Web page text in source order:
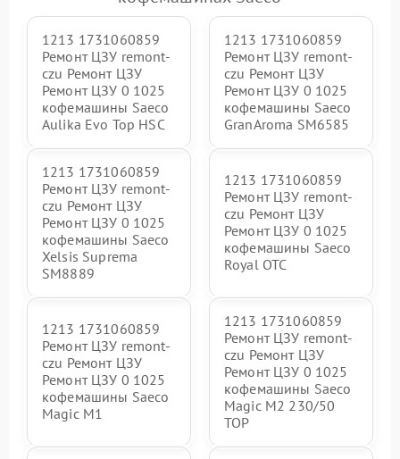
1213 1731060859
Ремонт ЦЗУ remont-
czu Ремонт ЦЗУ
Ремонт ЦЗУ 0 1025
кофемашины Saeco
Aulika Evo Top HSC
1213 1731060859
Ремонт ЦЗУ remont-
czu Ремонт ЦЗУ
Ремонт ЦЗУ 0 1025
кофемашины Saeco
GranAroma SM6585
1213 1731060859
Ремонт ЦЗУ remont-
czu Ремонт ЦЗУ
Ремонт ЦЗУ 0 1025
кофемашины Saeco
Xelsis Suprema
SM8889
1213 1731060859
Ремонт ЦЗУ remont-
czu Ремонт ЦЗУ
Ремонт ЦЗУ 0 1025
кофемашины Saeco
Royal OTC
1213 1731060859
Ремонт ЦЗУ remont-
czu Ремонт ЦЗУ
Ремонт ЦЗУ 0 1025
кофемашины Saeco
Magic M1
1213 1731060859
Ремонт ЦЗУ remont-
czu Ремонт ЦЗУ
Ремонт ЦЗУ 0 1025
кофемашины Saeco
Magic M2 230/50
TOP